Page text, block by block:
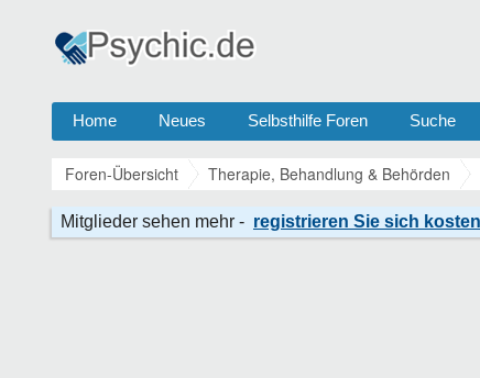
Home Neues Selbsthilfe Foren Suche
Foren-Übersicht Therapie, Behandlung & Behörden